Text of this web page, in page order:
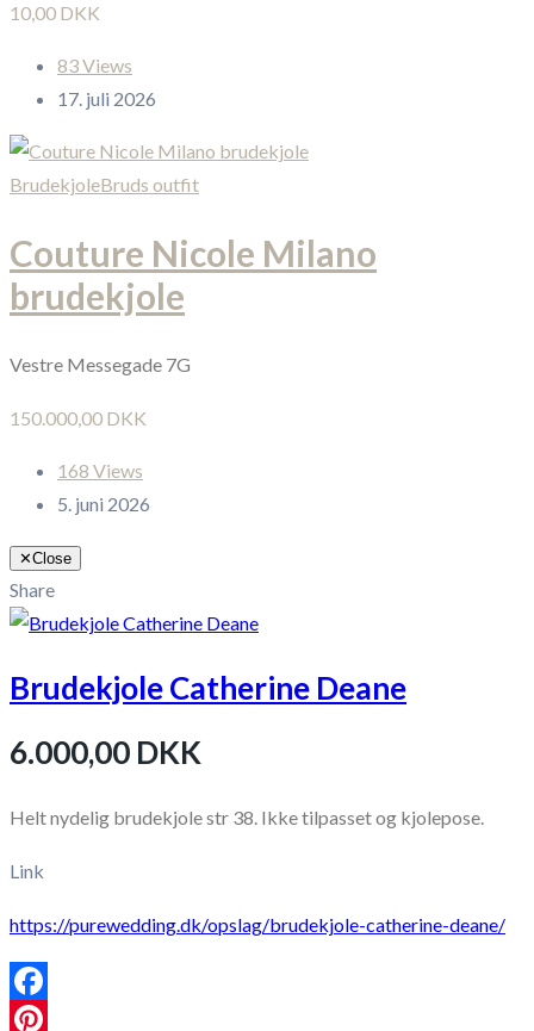
10,00 DKK
83 Views
17. juli 2026
BrudekjoleBruds outfit
Couture Nicole Milano
brudekjole
Vestre Messegade 7G
150.000,00 DKK
168 Views
5. juni 2026
✕Close
Share
Brudekjole Catherine Deane
6.000,00 DKK
Helt nydelig brudekjole str 38. Ikke tilpasset og kjolepose.
Link
https://purewedding.dk/opslag/brudekjole-catherine-deane/
Facebook